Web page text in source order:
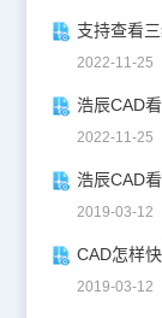
2022-11-
浩辰CAD
2022-11-
浩辰CAD
2019-03-
2019-03-